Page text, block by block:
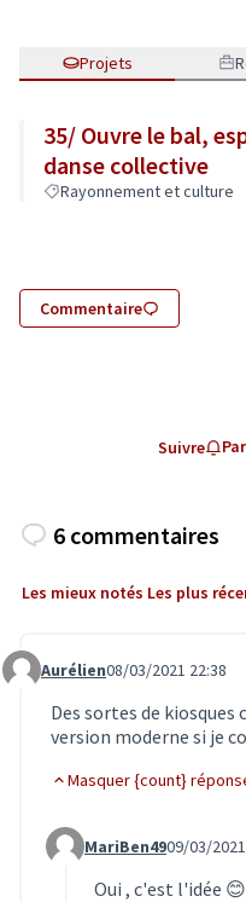
Projets
35/ Ouvre le bal,
danse collective
Rayonnement et culture
Commentaire
Suivre
6 commentaires
Les mieux notés Les plus
Commentaire 2760
Aurélien08/03/2021 22:38
Des sortes de kiosques
version moderne si je
Masquer {count}
Commentaire 2761
MariBen4909/03/
Oui , c'est l'idée 😊